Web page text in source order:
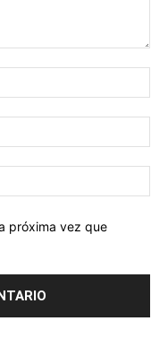
próxima vez que